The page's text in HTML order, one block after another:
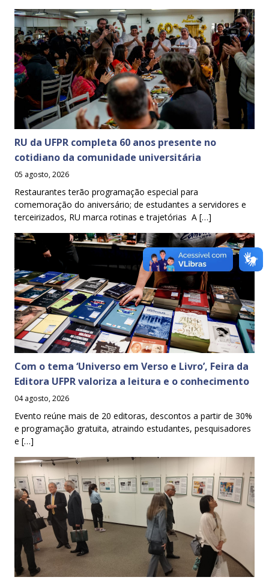
RU da UFPR completa 60 anos presente no
cotidiano da comunidade universitária
05 agosto, 2026
Restaurantes terão programação especial para
comemoração do aniversário; de estudantes a servidores e
terceirizados, RU marca rotinas e trajetórias A […]
Com o tema ‘Universo em Verso e Livro’, Feira da
Editora UFPR valoriza a leitura e o conhecimento
04 agosto, 2026
Evento reúne mais de 20 editoras, descontos a partir de 30%
e programação gratuita, atraindo estudantes, pesquisadores
e […]